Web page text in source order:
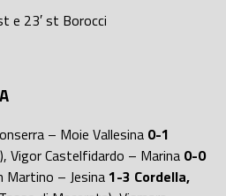
e 23′ st Borocci
– Moie Vallesina 0-1
Vigor Castelfidardo – Marina 0-0
Martino – Jesina1-3 Cordella,